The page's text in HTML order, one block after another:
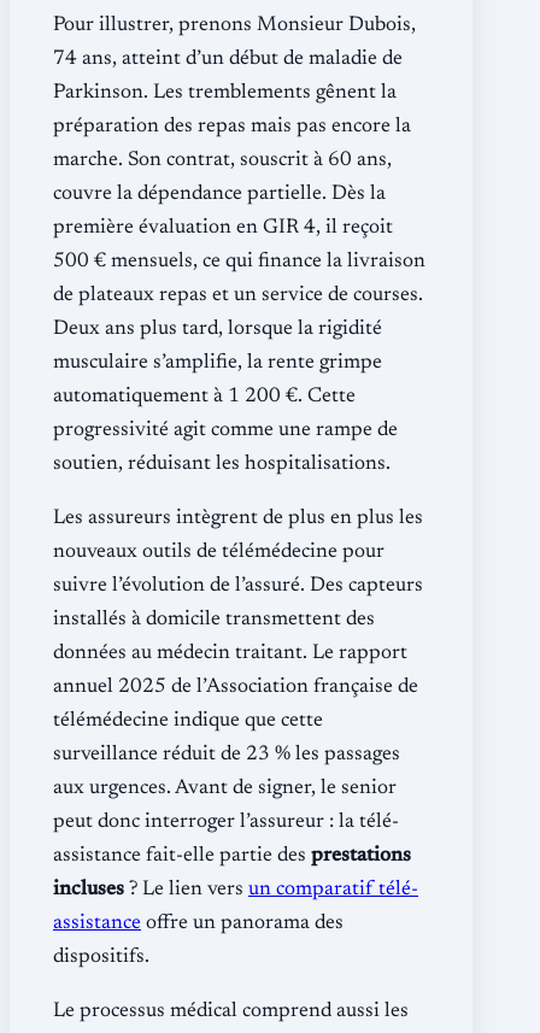
Pour illustrer, prenons Monsieur Dubois,
74 ans, atteint d’un début de maladie de
Parkinson. Les tremblements gênent la
préparation des repas mais pas encore la
marche. Son contrat, souscrit à 60 ans,
couvre la dépendance partielle. Dès la
première évaluation en GIR 4, il reçoit
500 € mensuels, ce qui finance la livraison
de plateaux repas et un service de courses.
Deux ans plus tard, lorsque la rigidité
musculaire s’amplifie, la rente grimpe
automatiquement à 1 200 €. Cette
progressivité agit comme une rampe de
soutien, réduisant les hospitalisations.
Les assureurs intègrent de plus en plus les
nouveaux outils de télémédecine pour
suivre l’évolution de l’assuré. Des capteurs
installés à domicile transmettent des
données au médecin traitant. Le rapport
annuel 2025 de l’Association française de
télémédecine indique que cette
surveillance réduit de 23 % les passages
aux urgences. Avant de signer, le senior
peut donc interroger l’assureur : la télé-
assistance fait-elle partie des prestations
incluses ? Le lien vers un comparatif télé-
assistance offre un panorama des
dispositifs.
Le processus médical comprend aussi les